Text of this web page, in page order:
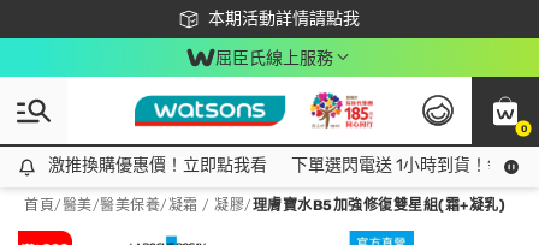
本期活動詳情請點我
下載app最高回饋$350
屈臣氏線上服務
0
激推換購優惠價！立即點我看
激推換購優惠價！立即點我看 下單選閃電送 1小時到貨！領神
首頁/醫美/醫美保養/凝霜 / 凝膠/理膚寶水B5加強修復雙星組(霜+凝乳)